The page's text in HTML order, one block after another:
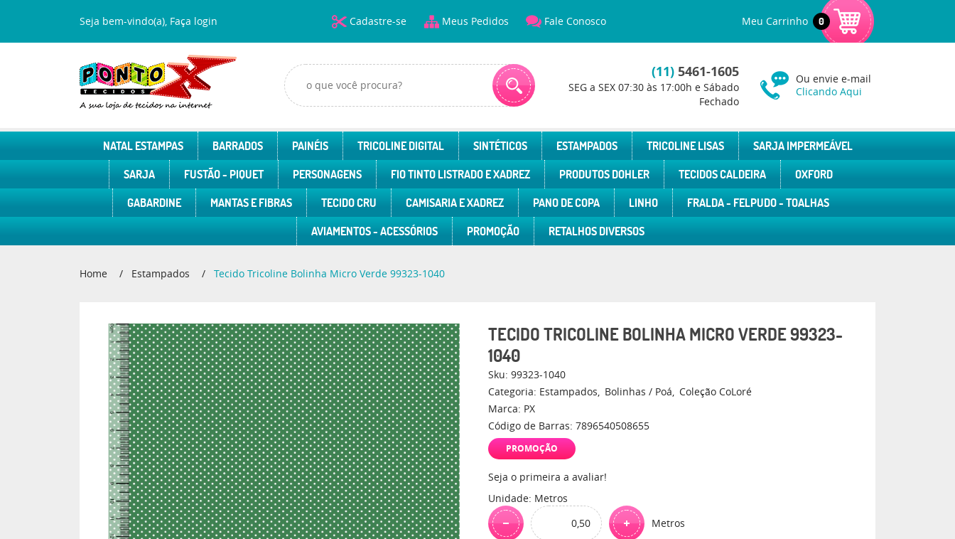
Seja bem-vindo(a), Faça login Cadastre-se Meus Pedidos Fale Conosco Meu Carrinho 0
(11) 5461-1605
SEG a SEX 07:30 às 17:00h e Sábado
Fechado
Ou envie e-mail
Clicando Aqui
NATAL ESTAMPAS BARRADOS PAINÉIS TRICOLINE DIGITAL SINTÉTICOS ESTAMPADOS TRICOLINE LISAS
SARJA IMPERMEÁVEL
SARJA
FUSTÃO - PIQUET PERSONAGENS FIO TINTO LISTRADO E XADREZ PRODUTOS DOHLER TECIDOS CALDEIRA
OXFORD
GABARDINE
MANTAS E FIBRAS TECIDO CRU CAMISARIA E XADREZ PANO DE COPA LINHO
FRALDA - FELPUDO - TOALHAS
AVIAMENTOS - ACESSÓRIOS
PROMOÇÃO RETALHOS DIVERSOS
Home Estampados Tecido Tricoline Bolinha Micro Verde 99323-1040
TECIDO TRICOLINE BOLINHA MICRO VERDE 99323-
1040
Sku: 99323-1040
Categoria: Estampados Bolinhas / Poá Coleção CoLoré
Marca: PX
Código de Barras: 7896540508655
PROMOÇÃO
Seja o primeira a avaliar!
Unidade: Metros
Metros